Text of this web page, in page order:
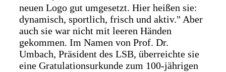
neuen Logo gut umgesetzt. Hier heißen sie:
dynamisch, sportlich, frisch und aktiv." Aber
auch sie war nicht mit leeren Händen
gekommen. Im Namen von Prof. Dr.
Umbach, Präsident des LSB, überreichte sie
eine Gratulationsurkunde zum 100-jährigen